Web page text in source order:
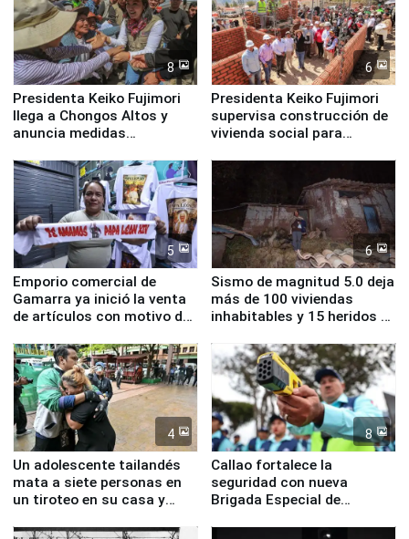
8
Presidenta Keiko Fujimori
llega a Chongos Altos y
anuncia medidas
educación, salud y empleo
6
Presidenta Keiko Fujimori
supervisa construcción de
vivienda social para
5
Emporio comercial de
Gamarra ya inició la venta
de artículos con motivo de
6
Sismo de magnitud 5.0 deja
más de 100 viviendas
inhabitables y 15 heridos en
4
Un adolescente tailandés
mata a siete personas en
un tiroteo en su casa y
8
Callao fortalece la
seguridad con nueva
Brigada Especial de
equipamiento para